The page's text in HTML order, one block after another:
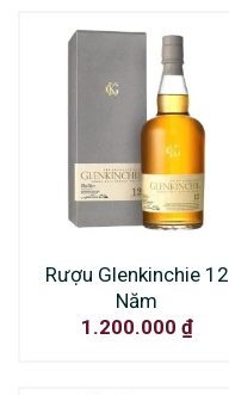
Rượu Glenkinchie 12
Năm
1.200.000 ₫